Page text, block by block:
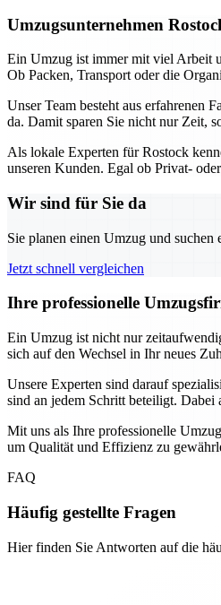
Umzugsunternehmen
Ein Umzug ist immer mit viel Arbeit
Ob Packen, Transport oder die
Unser Team besteht aus erfahrenen
da. Damit sparen Sie nicht nur Zeit,
Als lokale Experten für Rostock
unseren Kunden. Egal ob Privat-
Wir sind für Sie da
Sie planen einen Umzug und suchen
Jetzt schnell vergleichen
Ihre professionelle
Ein Umzug ist nicht nur
sich auf den Wechsel in Ihr neues
Unsere Experten sind darauf
sind an jedem Schritt beteiligt. Dabei
Mit uns als Ihre professionelle
um Qualität und Effizienz zu
FAQ
Häufig gestellte Fragen
Hier finden Sie Antworten auf die